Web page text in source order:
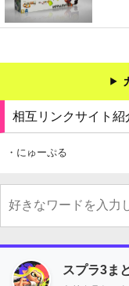
相互リンクサイト紹
・にゅーぷる
スプラ3ま